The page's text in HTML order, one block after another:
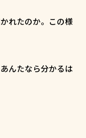
れたのか。この様
んたなら分かるは